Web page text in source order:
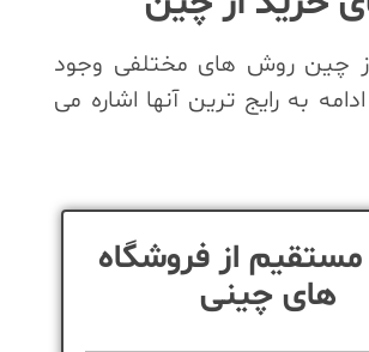
چین روش های مختلفی وجود
به رایج ترین آنها اشاره می
از فروشگاه
های چینی